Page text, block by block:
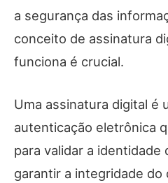
a segurança das
conceito de assinatura
funciona é crucial.
Uma assinatura digital é
autenticação eletrônica
para validar a identidade
garantir a integridade do